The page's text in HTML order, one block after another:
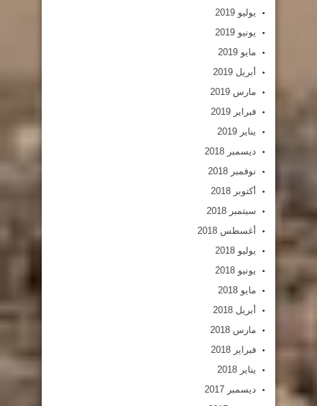
يوليو 2019
يونيو 2019
مايو 2019
أبريل 2019
مارس 2019
فبراير 2019
يناير 2019
ديسمبر 2018
نوفمبر 2018
أكتوبر 2018
سبتمبر 2018
أغسطس 2018
يوليو 2018
يونيو 2018
مايو 2018
أبريل 2018
مارس 2018
فبراير 2018
يناير 2018
ديسمبر 2017